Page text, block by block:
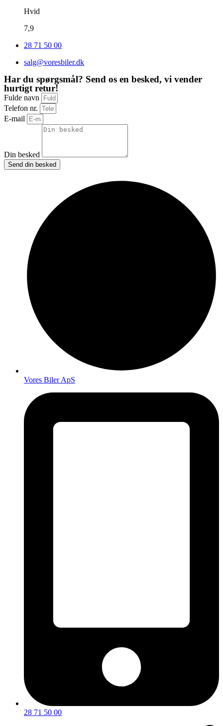
Hvid
7,9
28 71 50 00
salg@voresbiler.dk
Har du spørgsmål? Send os en besked, vi vender
hurtigt retur!
Fulde navn
Telefon nr.
E-mail
Din besked
Send din besked
Vores Biler ApS
28 71 50 00